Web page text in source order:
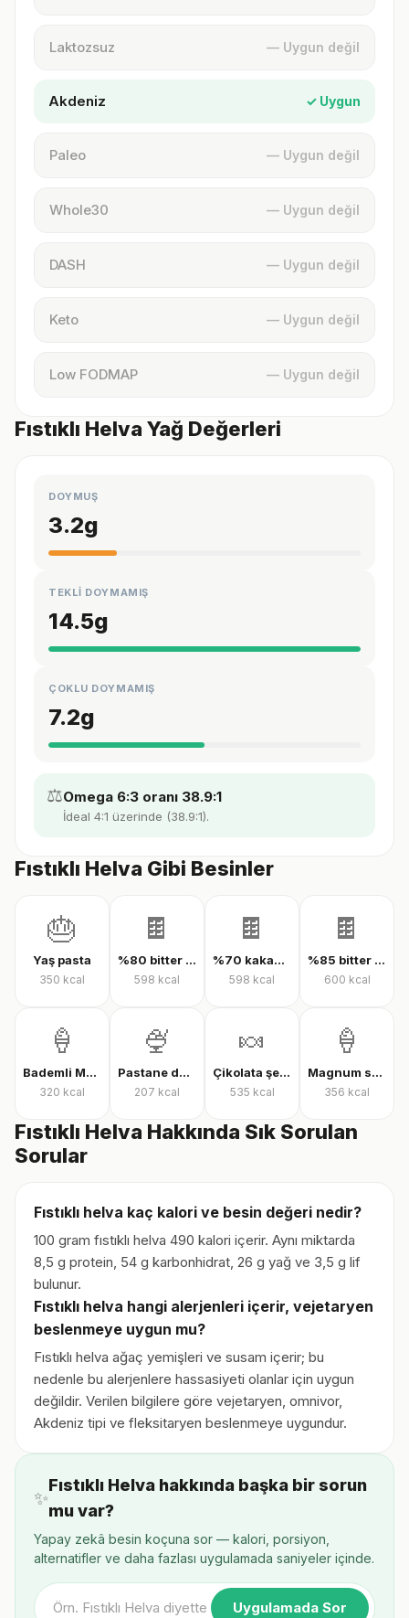
Laktozsuz — Uygun değil
Akdeniz ✓ Uygun
Paleo — Uygun değil
Whole30 — Uygun değil
DASH — Uygun değil
Keto — Uygun değil
Low FODMAP — Uygun değil
Fıstıklı Helva Yağ Değerleri
DOYMUŞ
3.2g
TEKLİ DOYMAMIŞ
14.5g
ÇOKLU DOYMAMIŞ
7.2g
⚖️Omega 6:3 oranı 38.9:1
İdeal 4:1 üzerinde (38.9:1).
Fıstıklı Helva Gibi Besinler
🎂
Yaş pasta
350 kcal
🍫
%80 bitter çikolata
598 kcal
🍫
%70 kakaolu bitter çikolata
598 kcal
🍫
%85 bitter çikolata
600 kcal
🍦
Bademli Magnum dondurma
320 kcal
🍨
Pastane dondurması
207 kcal
🍬
Çikolata şekeri
535 kcal
🍦
Magnum sandviç bademli dondurma
356 kcal
Fıstıklı Helva Hakkında Sık Sorulan
Sorular
Fıstıklı helva kaç kalori ve besin değeri nedir?
100 gram fıstıklı helva 490 kalori içerir. Aynı miktarda
8,5 g protein, 54 g karbonhidrat, 26 g yağ ve 3,5 g lif
bulunur.
Fıstıklı helva hangi alerjenleri içerir, vejetaryen
beslenmeye uygun mu?
Fıstıklı helva ağaç yemişleri ve susam içerir; bu
nedenle bu alerjenlere hassasiyeti olanlar için uygun
değildir. Verilen bilgilere göre vejetaryen, omnivor,
Akdeniz tipi ve fleksitaryen beslenmeye uygundur.
✨
Fıstıklı Helva hakkında başka bir sorun
mu var?
Yapay zekâ besin koçuna sor — kalori, porsiyon,
alternatifler ve daha fazlası uygulamada saniyeler içinde.
Uygulamada Sor